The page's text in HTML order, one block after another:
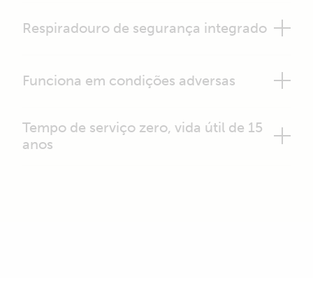
Respiradouro de segurança integrado
Funciona em condições adversas
Tempo de serviço zero, vida útil de 15
anos